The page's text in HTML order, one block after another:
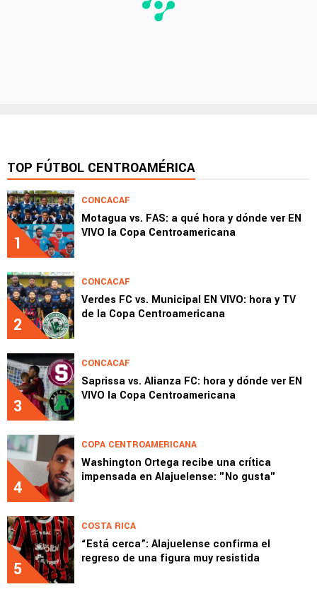
TOP FÚTBOL CENTROAMÉRICA
1
CONCACAF
Motagua vs. FAS: a qué hora y dónde ver EN
VIVO la Copa Centroamericana
2
CONCACAF
Verdes FC vs. Municipal EN VIVO: hora y TV
de la Copa Centroamericana
3
CONCACAF
Saprissa vs. Alianza FC: hora y dónde ver EN
VIVO la Copa Centroamericana
4
COPA CENTROAMERICANA
Washington Ortega recibe una crítica
impensada en Alajuelense: "No gusta"
5
COSTA RICA
“Está cerca”: Alajuelense confirma el
regreso de una figura muy resistida